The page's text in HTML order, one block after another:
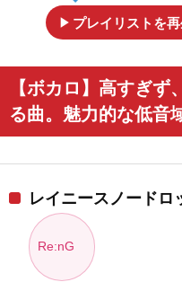
play_arrow プレイリストを再
【ボカロ】高すぎず
る曲。魅力的な低音
レイニースノードロ
Re:nG